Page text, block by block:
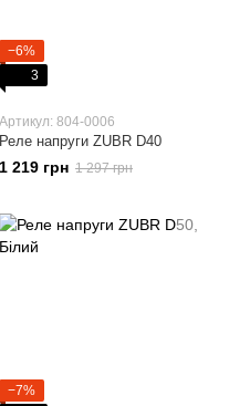
−6%
3
Артикул: 804-0006
Реле напруги ZUBR D40
1 219 грн 1 297 грн
−7%